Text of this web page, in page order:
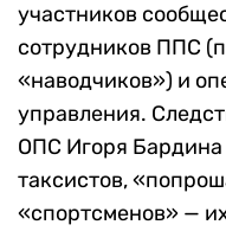
участников
сотрудников ППС
«наводчиков») и
управления.
ОПС Игоря Бардина
таксистов,
«спортсменов» —